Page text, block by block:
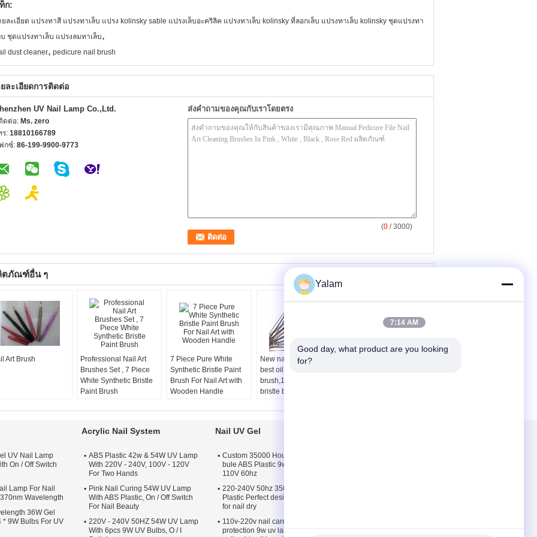
ก:
ยละเอียด แปรงทาสี แปรงทาเล็บ แปรง kolinsky sable แปรงเล็บอะคริลิค แปรงทาเล็บ kolinsky ที่ลอกเล็บ แปรงทาเล็บ kolinsky ชุดแปรงทา
บ ชุดแปรงทาเล็บ แปรงลมทาเล็บ,
dust cleaner, pedicure nail brush
ละเอียดการติดต่อ
UV Nail Lamp Co.,Ltd.
ดต่อ: Ms. zero
ร: 18810166789
กซ์: 86-199-9900-9773
ส่งคำถามของคุณกับเราโดยตรง
(0 / 3000)
ตภัณฑ์อื่น ๆ
Art Brush
Professional Nail Art
Brushes Set , 7 Piece
White Synthetic Bristle
Paint Brush​
7 Piece Pure White
Synthetic Bristle Paint
Brush For Nail Art with
Wooden Handle
New nail art brush set,
best oil painting
brush,12pcs per set
bristle brush
UV Nail Lamp
On / Off Switch
Lamp For Nail
Wavelength
36W Gel
* 9W Bulbs For UV
Acrylic Nail System
ABS Plastic 42w & 54W UV Lamp
With 220V - 240V, 100V - 120V
For Two Hands
Pink Nail Curing 54W UV Lamp
With ABS Plastic, On / Off Switch
For Nail Beauty
220V - 240V 50HZ 54W UV Lamp
With 6pcs 9W UV Bulbs, O / I
Nail UV Gel
Custom 35000 Hours pink, white,
bule ABS Plastic 9w uv lamp 100-
110V 60hz
220-240V 50hz 35000 Hours ABS
Plastic Perfect design 9w uv lamp
for nail dry
110v-220v nail care and
protection 9w uv lamp / uv light
Yalam
7:14 AM
Good day, what product are you looking
for?